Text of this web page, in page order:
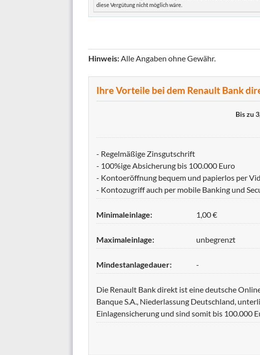
diese Vergütung nicht möglich wäre.
Hinweis: Alle Angaben ohne Gewähr.
Ihre Vorteile bei dem Renault Bank
Bis zu
- Regelmäßige Zinsgutschrift
- 100%ige Absicherung bis 100.000 Euro
- Kontoeröffnung bequem und papierlos per
- Kontozugriff auch per mobile Banking und
Minimaleinlage: 1,00 €
Maximaleinlage: unbegrenzt
Mindestanlagedauer: -
Die Renault Bank direkt ist eine deutsche
Banque S.A., Niederlassung Deutschland,
Einlagensicherung und sind somit bis 100.000